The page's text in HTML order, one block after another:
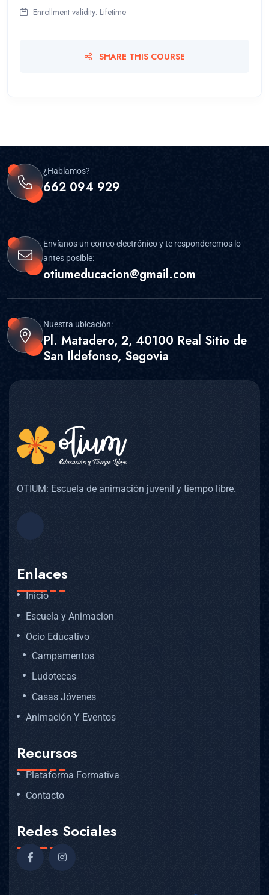
Enrollment validity: Lifetime
SHARE THIS COURSE
¿Hablamos?
662 094 929
Envíanos un correo electrónico y te responderemos lo
antes posible:
otiumeducacion@gmail.com
Nuestra ubicación:
Pl. Matadero, 2, 40100 Real Sitio de
San Ildefonso, Segovia
OTIUM: Escuela de animación juvenil y tiempo libre.
Enlaces
Inicio
Escuela y Animacion
Ocio Educativo
Campamentos
Ludotecas
Casas Jóvenes
Animación Y Eventos
Recursos
Plataforma Formativa
Contacto
Redes Sociales